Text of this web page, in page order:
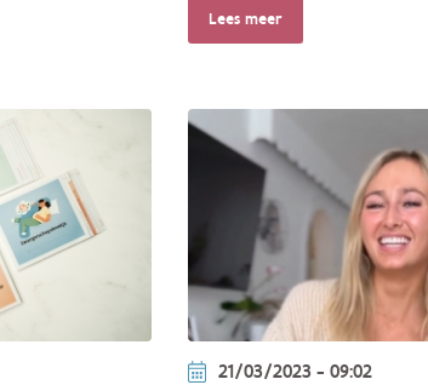
Lees meer
21/03/2023 - 09:02